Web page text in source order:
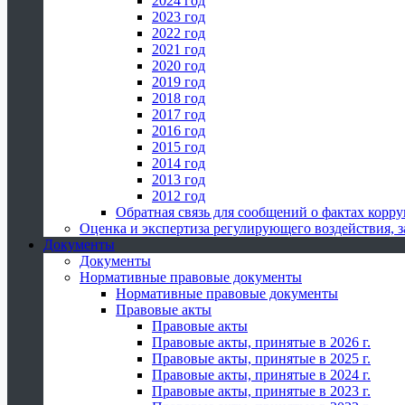
2023 год
2022 год
2021 год
2020 год
2019 год
2018 год
2017 год
2016 год
2015 год
2014 год
2013 год
2012 год
Обратная связь для сообщений о фактах
Оценка и экспертиза регулирующего
Документы
Документы
Нормативные правовые документы
Нормативные правовые документы
Правовые акты
Правовые акты
Правовые акты, принятые в 2026 г.
Правовые акты, принятые в 2025 г.
Правовые акты, принятые в 2024 г.
Правовые акты, принятые в 2023 г.